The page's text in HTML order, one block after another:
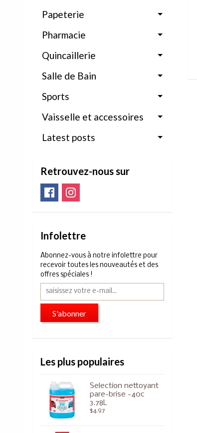
Papeterie
Pharmacie
Quincaillerie
Salle de Bain
Sports
Vaisselle et accessoires
Latest posts
Retrouvez-nous sur
Infolettre
Abonnez-vous à notre infolettre pour
recevoir toutes les nouveautés et des
offres spéciales !
S'abonner
Les plus populaires
Selection nettoyant
pare-brise -40c
3.78L
$4.97